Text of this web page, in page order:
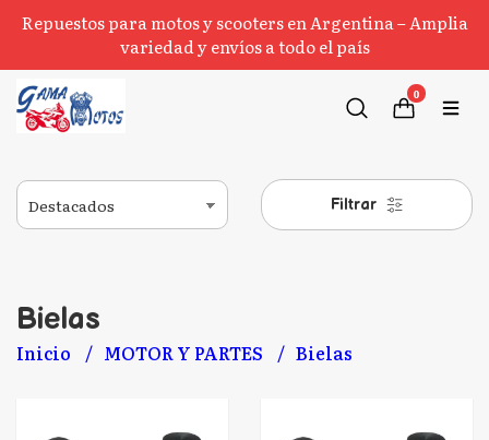
Repuestos para motos y scooters en Argentina – Amplia
variedad y envíos a todo el país
0
Filtrar
Bielas
Inicio MOTOR Y PARTES Bielas